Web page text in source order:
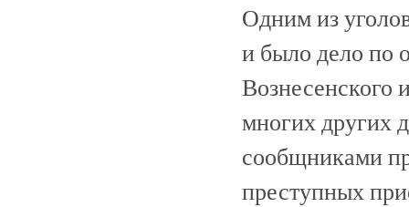
Одним из
и было дело по
Вознесенского
многих других
сообщниками
преступных